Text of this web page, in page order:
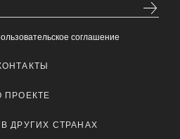
соглашение
ПРОЕКТЕ
В ДРУГИХ СТРАНАХ